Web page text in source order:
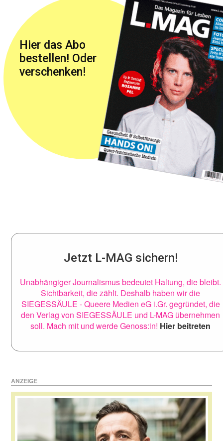
Hier das Abo
bestellen! Oder
verschenken!
Jetzt L-MAG sichern!
Unabhängiger Journalismus bedeutet Haltung, die bleibt.
Sichtbarkeit, die zählt. Deshalb haben wir die
SIEGESSÄULE - Queere Medien eG i.Gr. gegründet, die
den Verlag von SIEGESSÄULE und L-MAG übernehmen
soll. Mach mit und werde Genoss:in! Hier beitreten
ANZEIGE